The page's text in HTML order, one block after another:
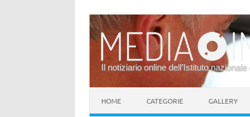
Il notiziario online dell’Istituto
HOME CATEGORIE GALLERY